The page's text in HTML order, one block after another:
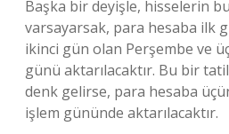
Başka bir deyişle, hisselerin
varsayarsak, para hesaba ilk
ikinci gün olan Perşembe ve
günü aktarılacaktır. Bu bir
denk gelirse, para hesaba
işlem gününde aktarılacaktır.